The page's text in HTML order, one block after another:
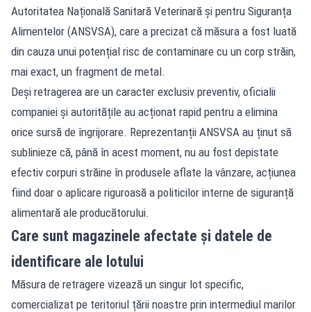
Autoritatea Națională Sanitară Veterinară și pentru Siguranța
Alimentelor (ANSVSA), care a precizat că măsura a fost luată
din cauza unui potențial risc de contaminare cu un corp străin,
mai exact, un fragment de metal.
Deși retragerea are un caracter exclusiv preventiv, oficialii
companiei și autoritățile au acționat rapid pentru a elimina
orice sursă de îngrijorare. Reprezentanții ANSVSA au ținut să
sublinieze că, până în acest moment, nu au fost depistate
efectiv corpuri străine în produsele aflate la vânzare, acțiunea
fiind doar o aplicare riguroasă a politicilor interne de siguranță
alimentară ale producătorului.
Care sunt magazinele afectate și datele de
identificare ale lotului
Măsura de retragere vizează un singur lot specific,
comercializat pe teritoriul țării noastre prin intermediul marilor